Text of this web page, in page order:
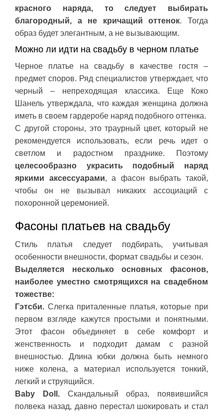
красного наряда, то следует выбирать
благородный, а не кричащий оттенок. Тогда
образ будет элегантным, а не вызывающим.
Можно ли идти на свадьбу в черном платье
Черное платье на свадьбу в качестве гостя –
предмет споров. Ряд специалистов утверждает, что
черный – непреходящая классика. Еще Коко
Шанель утверждала, что каждая женщина должна
иметь в своем гардеробе наряд подобного оттенка.
С другой стороны, это траурный цвет, который не
рекомендуется использовать, если речь идет о
светлом и радостном празднике. Поэтому
целесообразно украсить подобный наряд
яркими аксессуарами, а фасон выбрать такой,
чтобы он не вызывал никаких ассоциаций с
похоронной церемонией.
Фасоны платьев на свадьбу
Стиль платья следует подбирать, учитывая
особенности внешности, формат свадьбы и сезон.
Выделяется несколько основных фасонов,
наиболее уместно смотрящихся на свадебном
тожестве:
Гэтсби. Слегка приталенные платья, которые при
первом взгляде кажутся простыми и понятными.
Этот фасон объединяет в себе комфорт и
женственность и подходит дамам с разной
внешностью. Длина юбки должна быть немного
ниже колена, а материал используется тонкий,
легкий и струящийся.
Baby Doll.Скандальный образ, появившийся
полвека назад, давно перестал шокировать и стал